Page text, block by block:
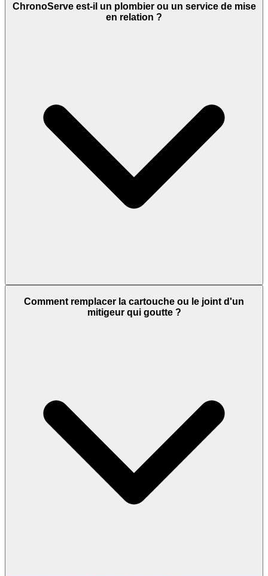
ChronoServe est-il un plombier ou un service de mise
en relation ?
Comment remplacer la cartouche ou le joint d'un
mitigeur qui goutte ?